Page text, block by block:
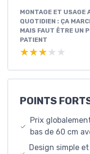
MONTAGE ET USAGE
QUOTIDIEN : ÇA
MAIS FAUT ÊTRE UN
PATIENT
★★★★★
★★★★★
POINTS
Prix
bas de 60 cm
Design simple